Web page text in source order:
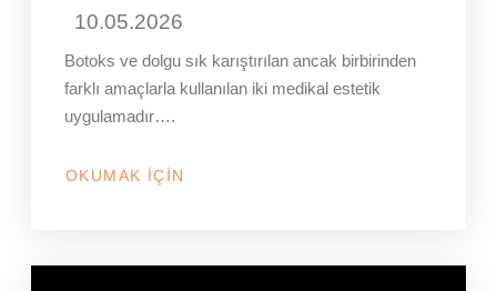
10.05.2026
Botoks ve dolgu sık karıştırılan ancak birbirinden
farklı amaçlarla kullanılan iki medikal estetik
uygulamadır….
OKUMAK İÇIN
HAKKINDA
FARKLAR